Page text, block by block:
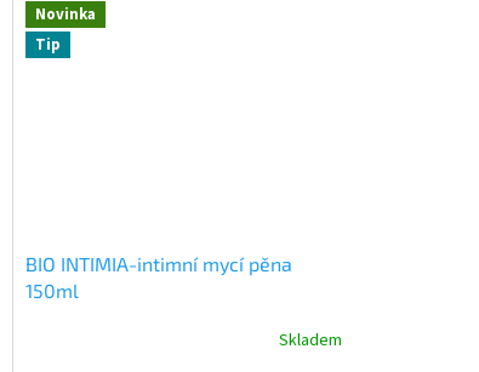
Novinka
Tip
BIO INTIMIA-intimní mycí pěna
150ml
Skladem